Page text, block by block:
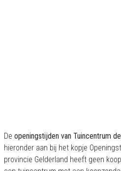
De openingstijden van Tuincentrum
hieronder aan bij het kopje
provincie Gelderland heeft geen